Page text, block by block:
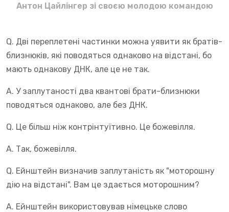
Антон Цайлінгер зі своєю молодою командою
Q. Дві переплетені частинки можна уявити як братів-
близнюків, які поводяться однаково на відстані, бо
мають однакову ДНК, але це не так.
A. У заплутаності два квантові брати-близнюки
поводяться однаково, але без ДНК.
Q. Це більш ніж контрінтуїтивно. Це божевілля.
A. Так, божевілля.
Q. Ейнштейн визначив заплутаність як "моторошну
дію на відстані". Вам це здається моторошним?
A. Ейнштейн використовував німецьке слово